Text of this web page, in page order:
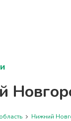
Нижний